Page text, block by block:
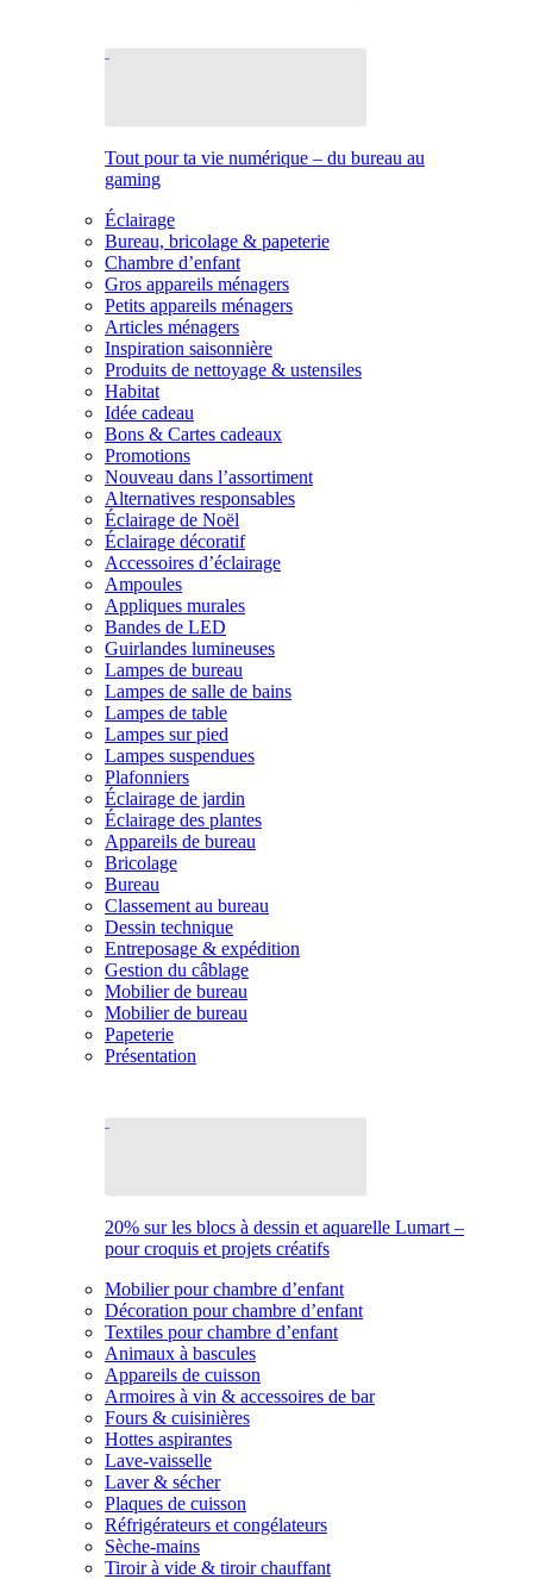
Tout pour ta vie numérique – du bureau au
gaming
Éclairage
Bureau, bricolage & papeterie
Chambre d’enfant
Gros appareils ménagers
Petits appareils ménagers
Articles ménagers
Inspiration saisonnière
Produits de nettoyage & ustensiles
Habitat
Idée cadeau
Bons & Cartes cadeaux
Promotions
Nouveau dans l’assortiment
Alternatives responsables
Éclairage de Noël
Éclairage décoratif
Accessoires d’éclairage
Ampoules
Appliques murales
Bandes de LED
Guirlandes lumineuses
Lampes de bureau
Lampes de salle de bains
Lampes de table
Lampes sur pied
Lampes suspendues
Plafonniers
Éclairage de jardin
Éclairage des plantes
Appareils de bureau
Bricolage
Bureau
Classement au bureau
Dessin technique
Entreposage & expédition
Gestion du câblage
Mobilier de bureau
Mobilier de bureau
Papeterie
Présentation
20% sur les blocs à dessin et aquarelle Lumart –
pour croquis et projets créatifs
Mobilier pour chambre d’enfant
Décoration pour chambre d’enfant
Textiles pour chambre d’enfant
Animaux à bascules
Appareils de cuisson
Armoires à vin & accessoires de bar
Fours & cuisinières
Hottes aspirantes
Lave-vaisselle
Laver & sécher
Plaques de cuisson
Réfrigérateurs et congélateurs
Sèche-mains
Tiroir à vide & tiroir chauffant